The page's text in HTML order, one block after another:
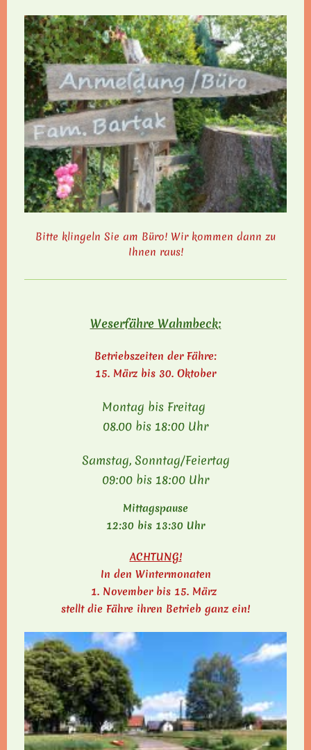
Bitte klingeln Sie am Büro! Wir kommen dann zu
Ihnen raus!
Weserfähre Wahmbeck:
Betriebszeiten der Fähre:
15. März bis 30. Oktober
Montag bis Freitag
08.00 bis 18:00 Uhr
Samstag, Sonntag/Feiertag
09:00 bis 18:00 Uhr
Mittagspause
12:30 bis 13:30 Uhr
ACHTUNG!
In den Wintermonaten
1. November bis 15. März
stellt die Fähre ihren Betrieb ganz ein!